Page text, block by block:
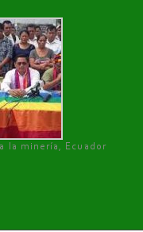
la minería, Ecuador